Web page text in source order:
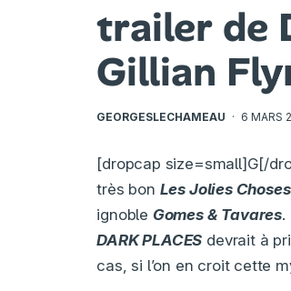
trailer de
Gillian
GEORGESLECHAMEAU · 6 MARS
[dropcap size=small]G[/
très bon Les Jolies Choses
ignoble Gomes & Tavares.
DARK PLACES devrait à
cas, si l’on en croit cette